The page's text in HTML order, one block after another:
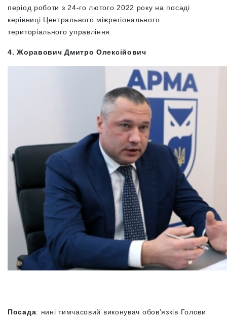
період роботи з 24-го лютого 2022 року на посаді
керівниці Центрального міжрегіонального
територіального управління.
4. Жоравович Дмитро Олексійович
Посада: нині тимчасовий виконувач обов’язків Голови